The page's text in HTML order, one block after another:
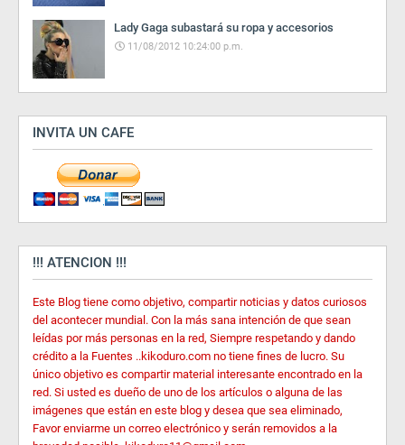
Lady Gaga subastará su ropa y accesorios
11/08/2012 10:24:00 p.m.
INVITA UN CAFE
!!! ATENCION !!!
Este Blog tiene como objetivo, compartir noticias y datos curiosos
del acontecer mundial. Con la más sana intención de que sean
leídas por más personas en la red, Siempre respetando y dando
crédito a la Fuentes ..kikoduro.com no tiene fines de lucro. Su
único objetivo es compartir material interesante encontrado en la
red. Si usted es dueño de uno de los artículos o alguna de las
imágenes que están en este blog y desea que sea eliminado,
Favor enviarme un correo electrónico y serán removidos a la